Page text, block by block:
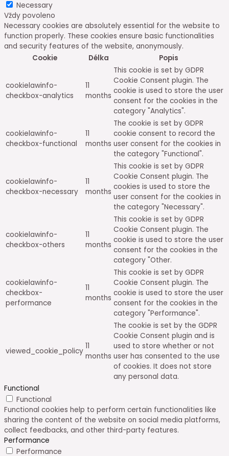
Necessary
Vždy povoleno
Necessary cookies are absolutely essential for the website to
function properly. These cookies ensure basic functionalities
and security features of the website, anonymously.
Cookie
Délka Popis
cookielawinfo-
checkbox-analytics
11
months
This cookie is set by GDPR
Cookie Consent plugin. The
cookie is used to store the user
consent for the cookies in the
category "Analytics".
cookielawinfo-
checkbox-functional
11
months
The cookie is set by GDPR
cookie consent to record the
user consent for the cookies in
the category "Functional".
cookielawinfo-
checkbox-necessary
11
months
This cookie is set by GDPR
Cookie Consent plugin. The
cookies is used to store the
user consent for the cookies in
the category "Necessary".
cookielawinfo-
checkbox-others
11
months
This cookie is set by GDPR
Cookie Consent plugin. The
cookie is used to store the user
consent for the cookies in the
category "Other.
cookielawinfo-
checkbox-
performance
11
months
This cookie is set by GDPR
Cookie Consent plugin. The
cookie is used to store the user
consent for the cookies in the
category "Performance".
viewed_cookie_policy
11
months
The cookie is set by the GDPR
Cookie Consent plugin and is
used to store whether or not
user has consented to the use
of cookies. It does not store
any personal data.
Functional
Functional
Functional cookies help to perform certain functionalities like
sharing the content of the website on social media platforms,
collect feedbacks, and other third-party features.
Performance
Performance